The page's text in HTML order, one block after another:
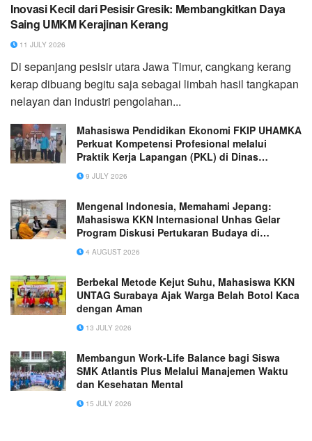
Inovasi Kecil dari Pesisir Gresik: Membangkitkan Daya
Saing UMKM Kerajinan Kerang
11 JULY 2026
Di sepanjang pesisir utara Jawa Timur, cangkang kerang
kerap dibuang begitu saja sebagai limbah hasil tangkapan
nelayan dan industri pengolahan...
Mahasiswa Pendidikan Ekonomi FKIP UHAMKA
Perkuat Kompetensi Profesional melalui
Praktik Kerja Lapangan (PKL) di Dinas
Pendidikan Provinsi DKI Jakarta
9 JULY 2026
Mengenal Indonesia, Memahami Jepang:
Mahasiswa KKN Internasional Unhas Gelar
Program Diskusi Pertukaran Budaya di
Hiroshima International Plaza
4 AUGUST 2026
Berbekal Metode Kejut Suhu, Mahasiswa KKN
UNTAG Surabaya Ajak Warga Belah Botol Kaca
dengan Aman
13 JULY 2026
Membangun Work-Life Balance bagi Siswa
SMK Atlantis Plus Melalui Manajemen Waktu
dan Kesehatan Mental
15 JULY 2026